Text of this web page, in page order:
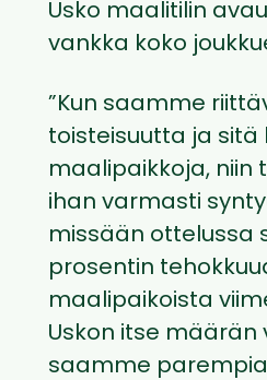
Usko maalitilin
vankka koko
”Kun saamme
toisteisuutta ja sitä
maalipaikkoja, niin
ihan varmasti
missään ottelussa
prosentin
maalipaikoista
Uskon itse määrän
saamme